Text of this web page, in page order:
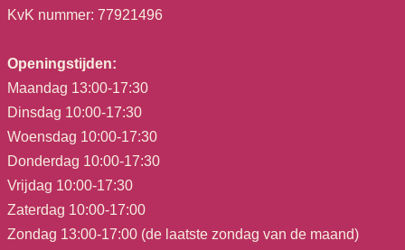
KvK nummer: 77921496
Openingstijden:
Maandag 13:00-17:30
Dinsdag 10:00-17:30
Woensdag 10:00-17:30
Donderdag 10:00-17:30
Vrijdag 10:00-17:30
Zaterdag 10:00-17:00
Zondag 13:00-17:00 (de laatste zondag van de maand)